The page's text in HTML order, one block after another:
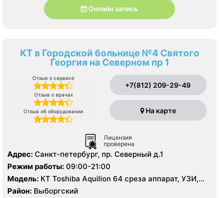
Онлайн запись
КТ в Городской больнице №4 Святого
Георгия на Северном пр 1
Отзыв о сервисе
Отзыв о врачах
Отзыв об оборудовании
+7(812) 209-29-49
На карте
Лицензия
проверена
Адрес: Санкт-петербург, пр. Северный д.1
Режим работы: 09:00-21:00
Модель: КТ Toshiba Aquilion 64 среза аппарат, УЗИ,
рентген
Район: Выборгский